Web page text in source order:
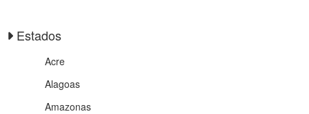
Estados
Acre
Alagoas
Amazonas